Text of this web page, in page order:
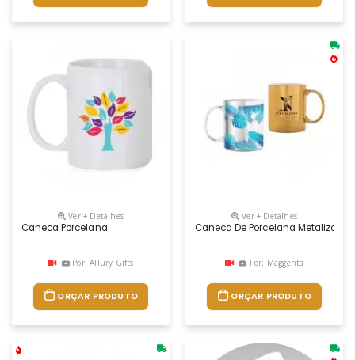
Ver + Detalhes
Caneca Porcelana
Por: Allury Gifts
ORÇAR PRODUTO
Ver + Detalhes
Caneca De Porcelana Metalizada
Por: Maggenta
ORÇAR PRODUTO